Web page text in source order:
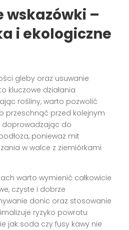
wskazówki –
i ekologiczne
gleby oraz usuwanie
kluczowe działania
rośliny, warto pozwolić
przeschnąć przed kolejnym
doprowadzając do
ponieważ mit
w walce z ziemiórkami
warto wymienić całkowicie
czyste i dobrze
donic oraz stosowanie
ryzyko powrotu
jak soda czy fusy kawy nie